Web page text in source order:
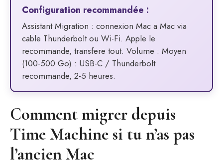
Configuration recommandée :
Assistant Migration : connexion Mac a Mac via
cable Thunderbolt ou Wi-Fi. Apple le
recommande, transfere tout. Volume : Moyen
(100-500 Go) : USB-C / Thunderbolt
recommande, 2-5 heures.
Comment migrer depuis
Time Machine si tu n’as pas
l’ancien Mac